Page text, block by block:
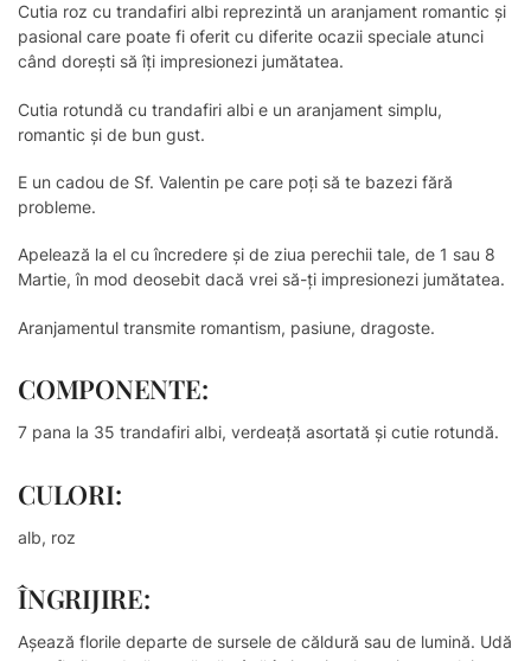
Cutia roz cu trandafiri albi reprezintă un aranjament romantic și
pasional care poate fi oferit cu diferite ocazii speciale atunci
când dorești să îți impresionezi jumătatea.
Cutia rotundă cu trandafiri albi e un aranjament simplu,
romantic și de bun gust.
E un cadou de Sf. Valentin pe care poți să te bazezi fără
probleme.
Apelează la el cu încredere și de ziua perechii tale, de 1 sau 8
Martie, în mod deosebit dacă vrei să-ți impresionezi jumătatea.
Aranjamentul transmite romantism, pasiune, dragoste.
COMPONENTE:
7 pana la 35 trandafiri albi, verdeaţă asortată și cutie rotundă.
CULORI:
alb, roz
ÎNGRIJIRE:
Așează florile departe de sursele de căldură sau de lumină. Udă